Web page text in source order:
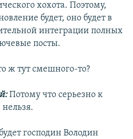
хохота. Поэтому,
будет, оно будет в
интеграции полных
посты.
ж тут смешного-то?
Потому что серьезно к
господин Володин